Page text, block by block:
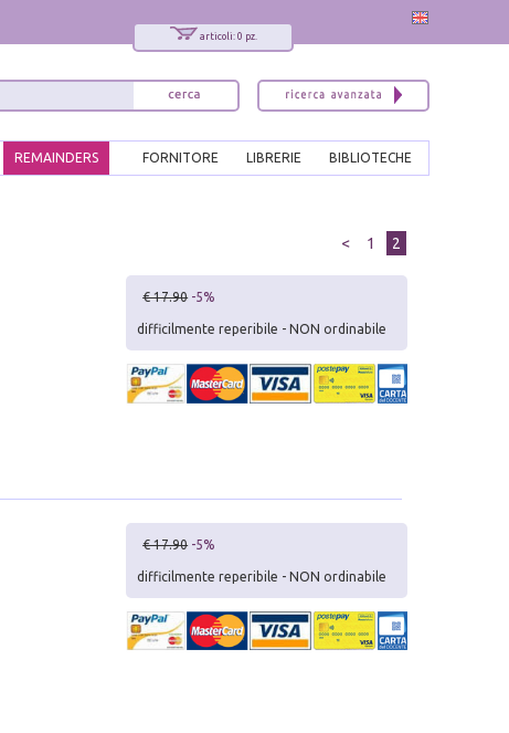
articoli: 0 pz.
BIBLIOTECHE
LIBRERIE
FORNITORE
REMAINDERS
< 1 2
€ 17.90 -5%
difficilmente reperibile - NON ordinabile
€ 17.90 -5%
difficilmente reperibile - NON ordinabile